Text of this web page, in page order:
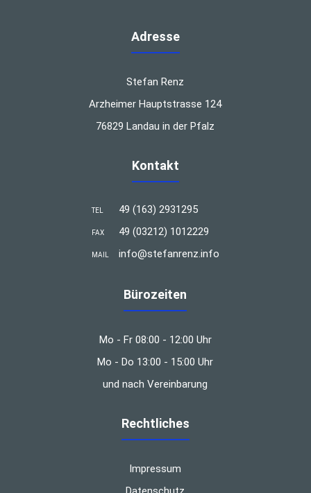
Adresse
Stefan Renz
Arzheimer Hauptstrasse 124
76829 Landau in der Pfalz
Kontakt
TEL 49 (163) 2931295
FAX 49 (03212) 1012229
MAIL info@stefanrenz.info
Bürozeiten
Mo - Fr 08:00 - 12:00 Uhr
Mo - Do 13:00 - 15:00 Uhr
und nach Vereinbarung
Rechtliches
Impressum